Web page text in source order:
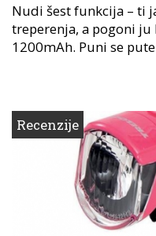
Nudi šest funkcija – ti
treperenja, a pogoni
1200mAh. Puni se
Recenzije